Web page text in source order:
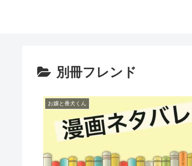
別冊フレンド
お嬢と番犬くん